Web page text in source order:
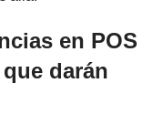
en POS
darán